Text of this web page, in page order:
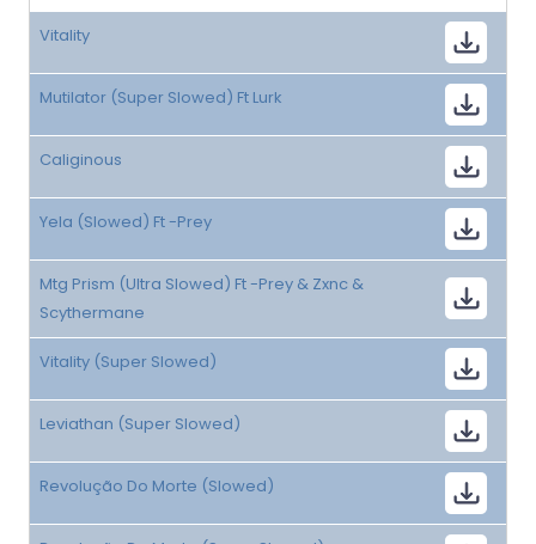
Vitality
Mutilator (Super Slowed) Ft Lurk
Caliginous
Yela (Slowed) Ft -Prey
Mtg Prism (Ultra Slowed) Ft -Prey & Zxnc &
Scythermane
Vitality (Super Slowed)
Leviathan (Super Slowed)
Revolução Do Morte (Slowed)